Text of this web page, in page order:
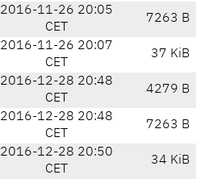
2016-11-26 20:05
CET
7263 B
2016-11-26 20:07
CET
37 KiB
2016-12-28 20:48
CET
4279 B
2016-12-28 20:48
CET
7263 B
2016-12-28 20:50
CET
34 KiB